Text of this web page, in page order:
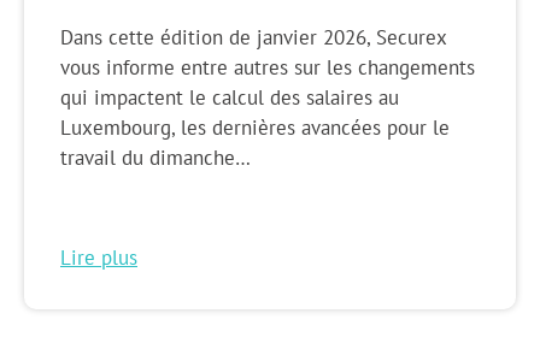
Dans cette édition de janvier 2026, Securex
vous informe entre autres sur les changements
qui impactent le calcul des salaires au
Luxembourg, les dernières avancées pour le
travail du dimanche…
Lire plus